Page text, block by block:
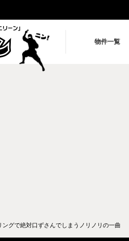
物件一覧
ングで絶対口ずさんでしまうノリノリの一曲